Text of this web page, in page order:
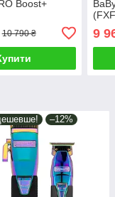
Boost+
10 790 ₴ 9
–12%